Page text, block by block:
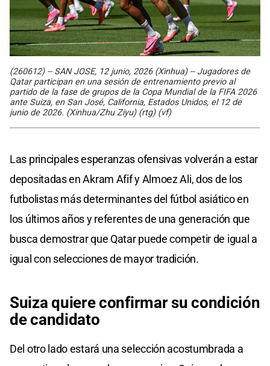
(260612) -- SAN JOSE, 12 junio, 2026 (Xinhua) -- Jugadores de
Qatar participan en una sesión de entrenamiento previo al
partido de la fase de grupos de la Copa Mundial de la FIFA 2026
ante Suiza, en San José, California, Estados Unidos, el 12 de
junio de 2026. (Xinhua/Zhu Ziyu) (rtg) (vf)
Las principales esperanzas ofensivas volverán a estar
depositadas en Akram Afif y Almoez Ali, dos de los
futbolistas más determinantes del fútbol asiático en
los últimos años y referentes de una generación que
busca demostrar que Qatar puede competir de igual a
igual con selecciones de mayor tradición.
Suiza quiere confirmar su condición
de candidato
Del otro lado estará una selección acostumbrada a